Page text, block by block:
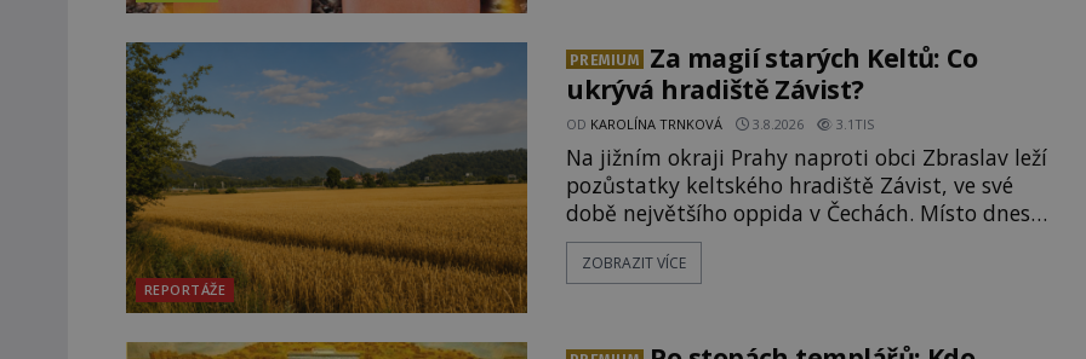
REPORTÁŽE
PREMIUM
Za magií starých Keltů: Co
ukrývá hradiště Závist?
OD KAROLÍNA TRNKOVÁ 3.8.2026 3.1TIS
Na jižním okraji Prahy naproti obci Zbraslav leží
pozůstatky keltského hradiště Závist, ve své
době největšího oppida v Čechách. Místo dnes
pokrývá les, zbytky po kdysi monumentálním
hradišti jsou ale v terénu patrné stále. Co dalšího
ZOBRAZIT VÍCE